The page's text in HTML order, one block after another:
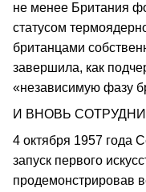
не менее Британия
статусом
британцами
завершила, как
«независимую фазу
И ВНОВЬ
4 октября 1957 года
запуск первого
продемонстрировав